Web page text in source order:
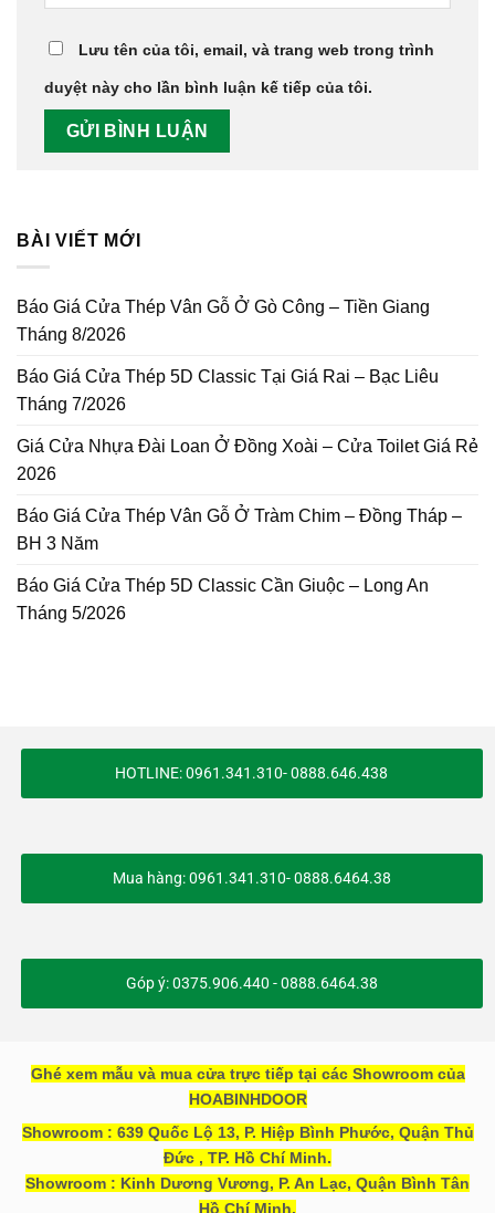
Lưu tên của tôi, email, và trang web trong trình
duyệt này cho lần bình luận kế tiếp của tôi.
BÀI VIẾT MỚI
Báo Giá Cửa Thép Vân Gỗ Ở Gò Công – Tiền Giang
Tháng 8/2026
Báo Giá Cửa Thép 5D Classic Tại Giá Rai – Bạc Liêu
Tháng 7/2026
Giá Cửa Nhựa Đài Loan Ở Đồng Xoài – Cửa Toilet Giá Rẻ
2026
Báo Giá Cửa Thép Vân Gỗ Ở Tràm Chim – Đồng Tháp –
BH 3 Năm
Báo Giá Cửa Thép 5D Classic Cần Giuộc – Long An
Tháng 5/2026
HOTLINE: 0961.341.310- 0888.646.438
Mua hàng: 0961.341.310- 0888.6464.38
Góp ý: 0375.906.440 - 0888.6464.38
Ghé xem mẫu và mua cửa trực tiếp tại các Showroom của
HOABINHDOOR
Showroom : 639 Quốc Lộ 13, P. Hiệp Bình Phước, Quận Thủ
Đức , TP. Hồ Chí Minh.
Showroom : Kinh Dương Vương, P. An Lạc, Quận Bình Tân
Hồ Chí Minh.